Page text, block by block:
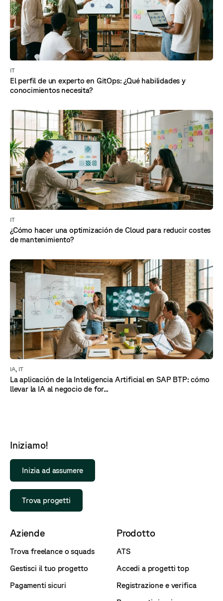
IT
El perfil de un experto en GitOps: ¿Qué habilidades y
conocimientos necesita?
IT
¿Cómo hacer una optimización de Cloud para reducir costes
de mantenimiento?
IA IT
La aplicación de la Inteligencia Artificial en SAP BTP: cómo
llevar la IA al negocio de for...
Iniziamo!
Inizia ad assumere
Trova progetti
Aziende
Trova freelance o squads
Gestisci il tuo progetto
Pagamenti sicuri
Prodotto
ATS
Accedi a progetti top
Registrazione e verifica